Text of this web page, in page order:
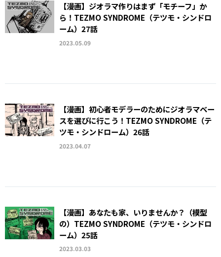
【漫画】ジオラマ作りはまず「モチーフ」か
ら！TEZMO SYNDROME（テツモ・シンドロ
ーム）27話
2023.05.09
【漫画】初心者モデラーのためにジオラマベー
スを選びに行こう！TEZMO SYNDROME（テ
ツモ・シンドローム）26話
2023.04.07
【漫画】あなたも家、いりませんか？（模型
の）TEZMO SYNDROME（テツモ・シンドロ
ーム）25話
2023.03.03